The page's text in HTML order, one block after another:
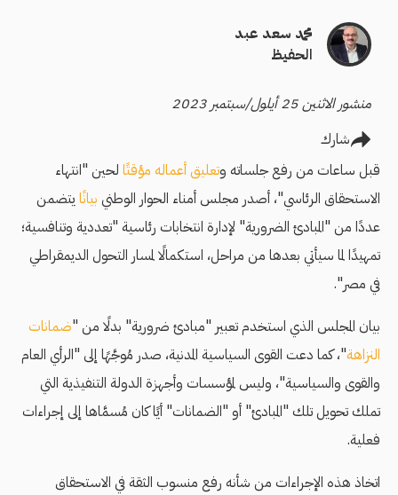
محمد سعد عبد
الحفيظ
منشور الاثنين 25 أيلول/سبتمبر 2023
شارك
قبل ساعات من رفع جلساته وتعليق أعماله مؤقتًا لحين "انتهاء
الاستحقاق الرئاسي"، أصدر مجلس أمناء الحوار الوطني بيانًا يتضمن
عددًا من "المبادئ الضرورية" لإدارة انتخابات رئاسية "تعددية وتنافسية؛
تمهيدًا لما سيأتي بعدها من مراحل، استكمالًا لمسار التحول الديمقراطي
في مصر".
بيان المجلس الذي استخدم تعبير "مبادئ ضرورية" بدلًا من "ضمانات
النزاهة"، كما دعت القوى السياسية المدنية، صدر مُوجَّهًا إلى "الرأي العام
والقوى والسياسية"، وليس لمؤسسات وأجهزة الدولة التنفيذية التي
تملك تحويل تلك "المبادئ" أو "الضمانات" أيًا كان مُسمَّاها إلى إجراءات
فعلية.
اتخاذ هذه الإجراءات من شأنه رفع منسوب الثقة في الاستحقاق